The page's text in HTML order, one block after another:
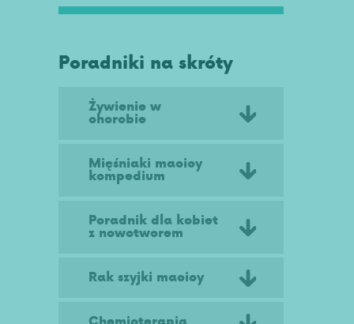
Poradniki na skróty
Żywienie w
chorobie
Mięśniaki macicy
kompedium
Poradnik dla kobiet
z nowotworem
Rak szyjki macicy